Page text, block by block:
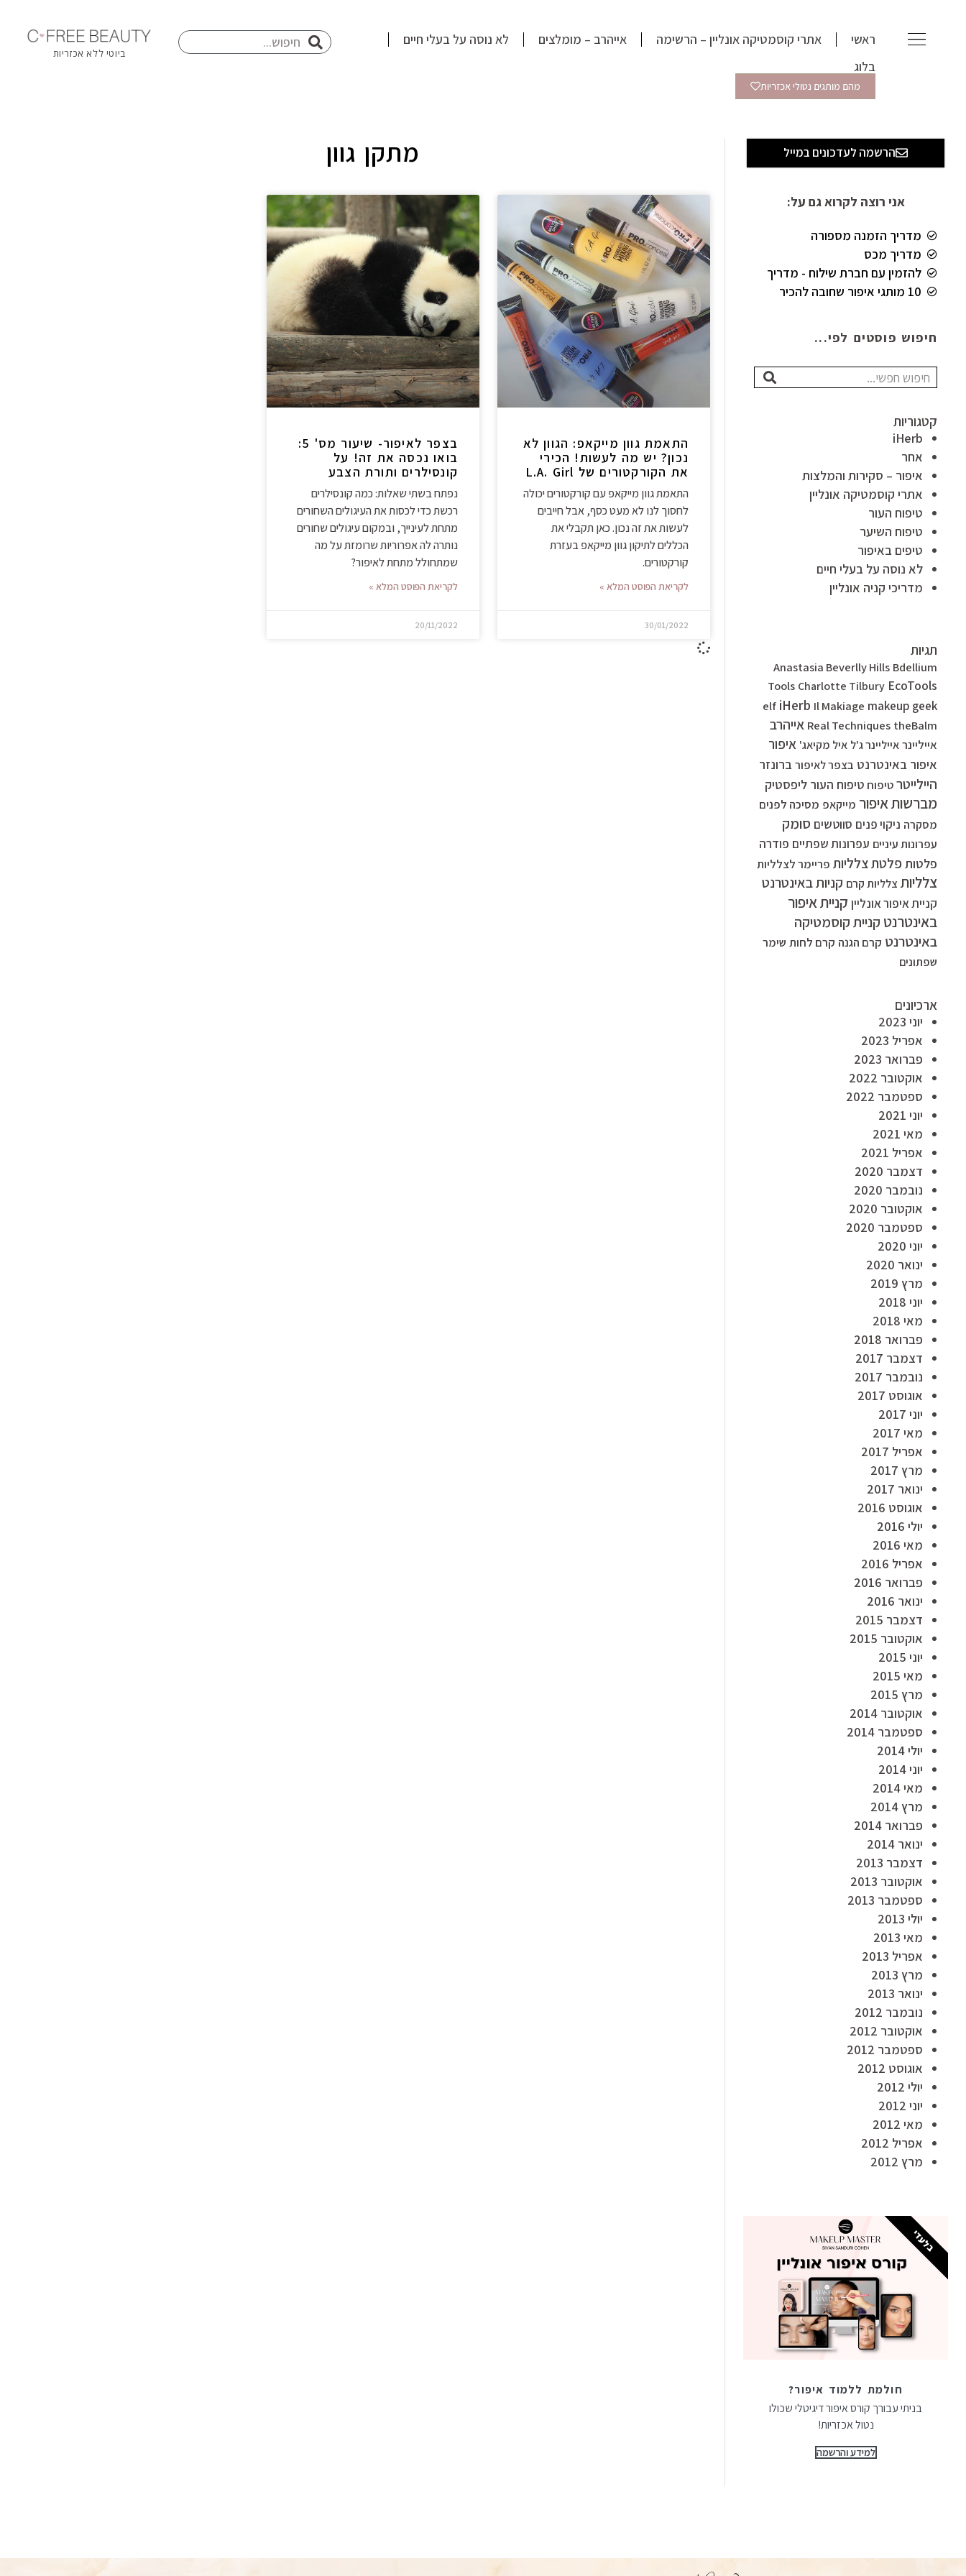
ראשי אתרי קוסמטיקה אונליין – הרשימה אייהרב – מומלצים
לא נוסה על בעלי חיים
בלוג
מהם מותגים נטולי אכזריות
ביוטי ללא אכזריות
הרשמה לעדכונים במייל
אני רוצה לקרוא גם על:
מדריך הזמנה מספורה
מדריך מכס
להזמין עם חברת שילוח - מדריך
10 מותגי איפור שחובה להכיר
חיפוש פוסטים לפי...
חיפוש
קטגוריות
iHerb
אחר
איפור – סקירות והמלצות
אתרי קוסמטיקה אונליין
טיפוח העור
טיפוח השיער
טיפים באיפור
לא נוסה על בעלי חיים
מדריכי קניה אונליין
תגיות
Anastasia Beverlly Hills Bdellium
Tools Charlotte Tilbury EcoTools
elf iHerb Il Makiage makeup geek
Real Techniques theBalm אייהרב
אייליינראייליינר ג'ל איל מקיאג' איפור
איפור באינטרנט בצפר לאיפור ברונזר
היילייטרטיפוח טיפוח העור ליפסטיק
מברשות איפור מייקאפ מסיכה לפנים
מסקרה ניקוי פנים סווטשים סומק
עפרונות עיניים עפרונות שפתיים פודרה
פלטות פלטת צלליות פריימר לצלליות
צלליות צלליות קרם קניות באינטרנט
קניית איפור אונליין קניית איפור
באינטרנט קניית קוסמטיקה
באינטרנט קרם הגנה קרם לחות שימר
שפתונים
ארכיונים
יוני 2023
אפריל 2023
פברואר 2023
אוקטובר 2022
ספטמבר 2022
יוני 2021
מאי 2021
אפריל 2021
דצמבר 2020
נובמבר 2020
אוקטובר 2020
ספטמבר 2020
יוני 2020
ינואר 2020
מרץ 2019
יוני 2018
מאי 2018
פברואר 2018
דצמבר 2017
נובמבר 2017
אוגוסט 2017
יוני 2017
מאי 2017
אפריל 2017
מרץ 2017
ינואר 2017
אוגוסט 2016
יולי 2016
מאי 2016
אפריל 2016
פברואר 2016
ינואר 2016
דצמבר 2015
אוקטובר 2015
יוני 2015
מאי 2015
מרץ 2015
אוקטובר 2014
ספטמבר 2014
יולי 2014
יוני 2014
מאי 2014
מרץ 2014
פברואר 2014
ינואר 2014
דצמבר 2013
אוקטובר 2013
ספטמבר 2013
יולי 2013
מאי 2013
אפריל 2013
מרץ 2013
ינואר 2013
נובמבר 2012
אוקטובר 2012
ספטמבר 2012
אוגוסט 2012
יולי 2012
יוני 2012
מאי 2012
אפריל 2012
מרץ 2012
חולמת ללמוד איפור?
בניתי עבורך קורס איפור דיגיטלי שכולו
נטול אכזריות!
למידע והרשמה
בלעדי
מתקן גוון
התאמת גוון מייקאפ: הגוון לא
נכון? יש מה לעשות! הכירי
את הקורקטורים של L.A. Girl
התאמת גוון מייקאפ עם קורקטורים יכולה
לחסוך לנו לא מעט כסף, אבל חייבים
לעשות את זה נכון. כאן תקבלי את
הכללים לתיקון גוון מייקאפ בעזרת
קורקטורים.
לקריאת הפוסט המלא »
30/01/2022
בצפר לאיפור- שיעור מס' 5:
בואו נכסה את זה! על
קונסילרים ותורת הצבע
נפתח בשתי שאלות: כמה קונסילרים
רכשת כדי לכסות את העיגולים השחורים
מתחת לעינייך, ובמקום עיגולים שחורים
נותרה לה אפרוריות שרומזת על מה
שמתחולל מתחת לאיפור?
לקריאת הפוסט המלא »
20/11/2022